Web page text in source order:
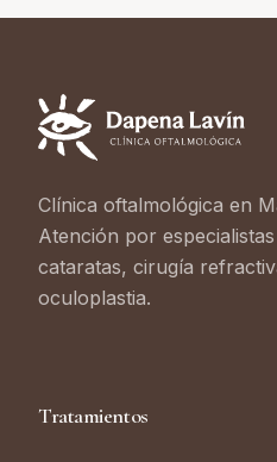
Clínica oftalmológica en
Atención por
cataratas, cirugía
oculoplastia.
Tratamientos